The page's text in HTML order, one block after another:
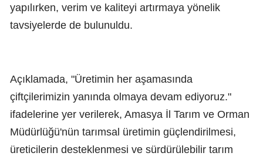
yapılırken, verim ve kaliteyi artırmaya yönelik
tavsiyelerde de bulunuldu.
Açıklamada, "Üretimin her aşamasında
çiftçilerimizin yanında olmaya devam ediyoruz."
ifadelerine yer verilerek, Amasya İl Tarım ve Orman
Müdürlüğü'nün tarımsal üretimin güçlendirilmesi,
üreticilerin desteklenmesi ve sürdürülebilir tarım